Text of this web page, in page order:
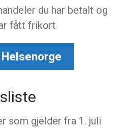
Uringlass
Barnekonsultasjoner
eKonsultasjon
Ferie- og fraværsdager
juni 2025
du har betalt og
fått frikort
som gjelder fra 1. juli